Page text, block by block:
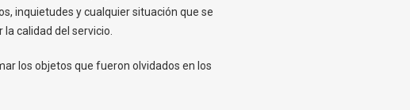
inquietudes y cualquier situación que se
calidad del servicio.
los objetos que fueron olvidados en los